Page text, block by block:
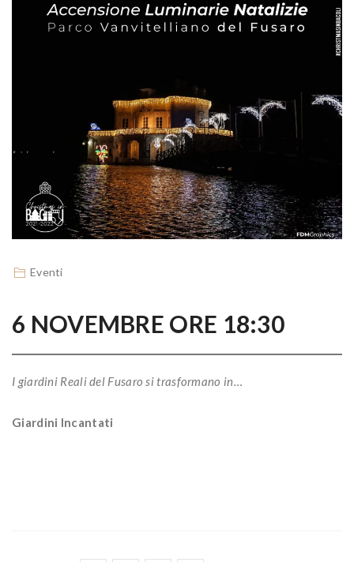
Eventi
6 NOVEMBRE ORE 18:30
I giardini Reali del Fusaro si trasformano in…
Giardini Incantati